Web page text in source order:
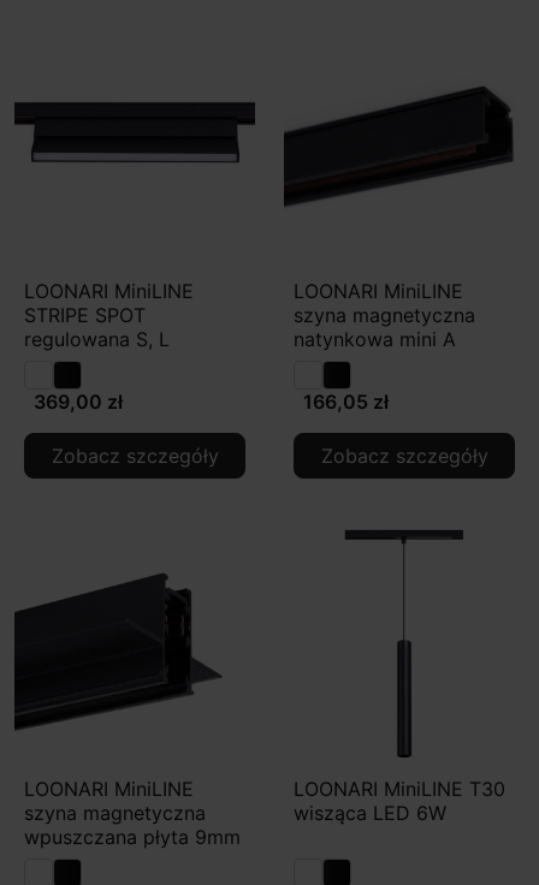
LOONARI MiniLINE
STRIPE SPOT
regulowana S, L
369,00 zł
Zobacz szczegóły
LOONARI MiniLINE
szyna magnetyczna
natynkowa mini A
166,05 zł
Zobacz szczegóły
LOONARI MiniLINE
szyna magnetyczna
wpuszczana płyta 9mm
LOONARI MiniLINE T30
wisząca LED 6W